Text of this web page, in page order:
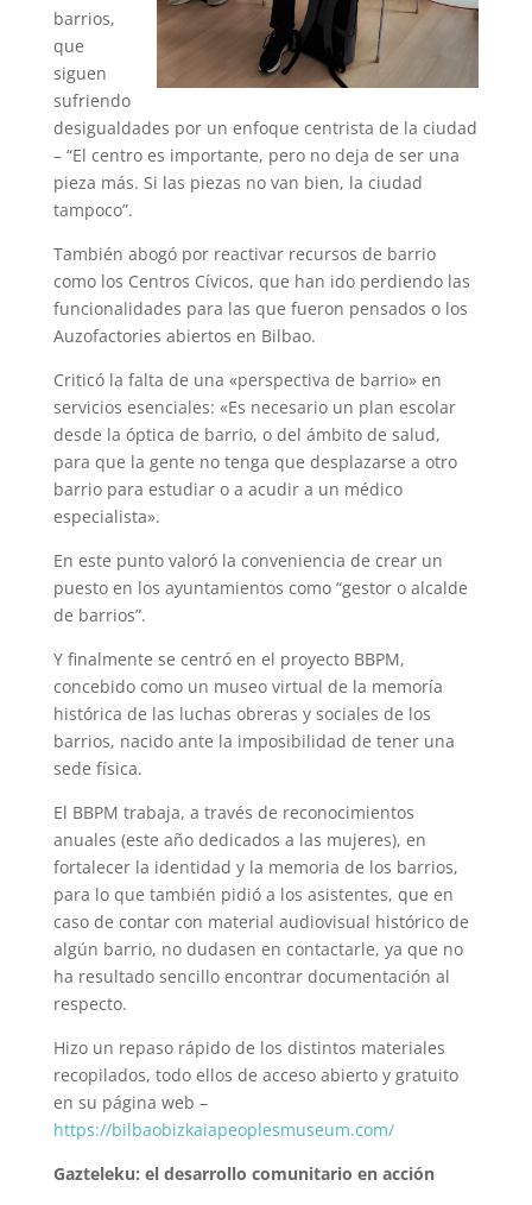
barrios,
que
siguen
sufriendo
desigualdades por un enfoque centrista de la ciudad
– “El centro es importante, pero no deja de ser una
pieza más. Si las piezas no van bien, la ciudad
tampoco”.
También abogó por reactivar recursos de barrio
como los Centros Cívicos, que han ido perdiendo las
funcionalidades para las que fueron pensados o los
Auzofactories abiertos en Bilbao.
Criticó la falta de una «perspectiva de barrio» en
servicios esenciales: «Es necesario un plan escolar
desde la óptica de barrio, o del ámbito de salud,
para que la gente no tenga que desplazarse a otro
barrio para estudiar o a acudir a un médico
especialista».
En este punto valoró la conveniencia de crear un
puesto en los ayuntamientos como “gestor o alcalde
de barrios”.
Y finalmente se centró en el proyecto BBPM,
concebido como un museo virtual de la memoría
histórica de las luchas obreras y sociales de los
barrios, nacido ante la imposibilidad de tener una
sede física.
El BBPM trabaja, a través de reconocimientos
anuales (este año dedicados a las mujeres), en
fortalecer la identidad y la memoria de los barrios,
para lo que también pidió a los asistentes, que en
caso de contar con material audiovisual histórico de
algún barrio, no dudasen en contactarle, ya que no
ha resultado sencillo encontrar documentación al
respecto.
Hizo un repaso rápido de los distintos materiales
recopilados, todo ellos de acceso abierto y gratuito
en su página web –
https://bilbaobizkaiapeoplesmuseum.com/
Gazteleku: el desarrollo comunitario en acción